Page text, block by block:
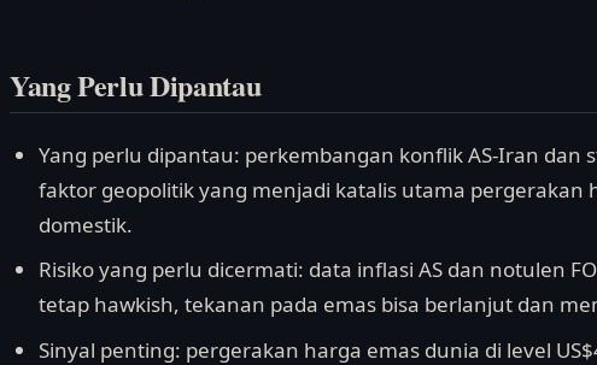
Yang Perlu Dipantau
Yang perlu dipantau: perkembangan konflik AS-Iran dan
faktor geopolitik yang menjadi katalis utama pergerakan
domestik.
Risiko yang perlu dicermati: data inflasi AS dan notulen
tetap hawkish, tekanan pada emas bisa berlanjut dan
Sinyal penting: pergerakan harga emas dunia di level